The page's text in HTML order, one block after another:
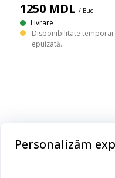
1250 MDL / Buc
Livrare
Disponibilitate temporar
epuizată.
Personalizăm